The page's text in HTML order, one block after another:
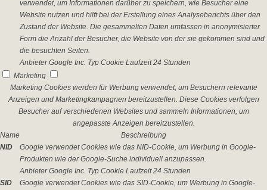
verwendet, um Informationen darüber zu speichern, wie Besucher eine
Website nutzen und hilft bei der Erstellung eines Analyseberichts über den
Zustand der Website. Die gesammelten Daten umfassen in anonymisierter
Form die Anzahl der Besucher, die Website von der sie gekommen sind und
die besuchten Seiten.
Anbieter Google Inc. Typ Cookie Laufzeit 24 Stunden
Marketing
Marketing Cookies werden für Werbung verwendet, um Besuchern relevante
Anzeigen und Marketingkampagnen bereitzustellen. Diese Cookies verfolgen
Besucher auf verschiedenen Websites und sammeln Informationen, um
angepasste Anzeigen bereitzustellen.
Name
Beschreibung
NID
Google verwendet Cookies wie das NID-Cookie, um Werbung in Google-
Produkten wie der Google-Suche individuell anzupassen.
Anbieter Google Inc. Typ Cookie Laufzeit 24 Stunden
SID
Google verwendet Cookies wie das SID-Cookie, um Werbung in Google-